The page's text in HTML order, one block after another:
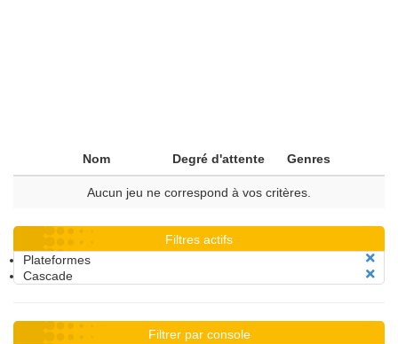
Nom Degré d'attente Genres
Aucun jeu ne correspond à vos critères.
Filtres actifs
Plateformes
Cascade
Filtrer par console